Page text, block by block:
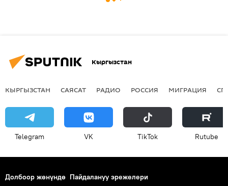
Кыргызстан
КЫРГЫЗСТАН САЯСАТ РАДИО РОССИЯ МИГРАЦИЯ
Telegram VK ТikТоk Rutube
Долбоор жөнүндө Пайдалануу эрежелери